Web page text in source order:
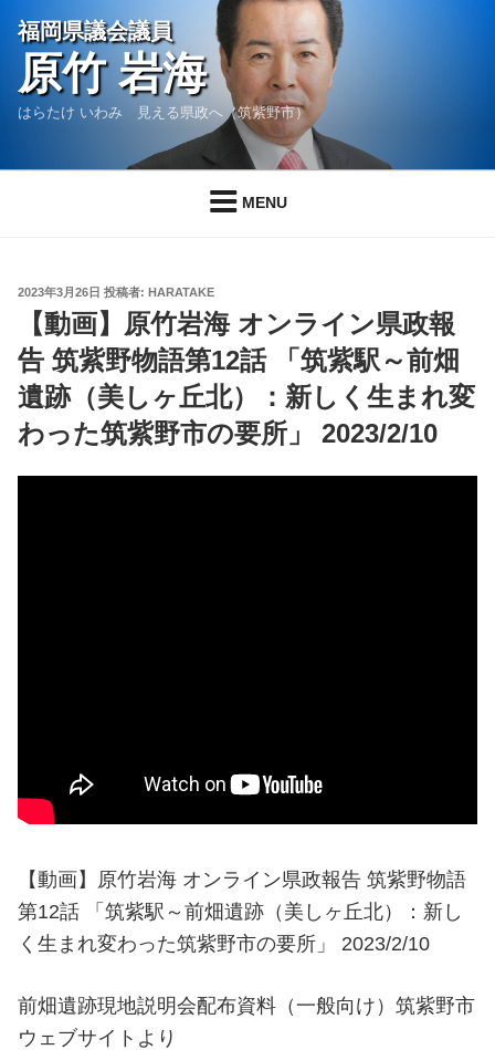
福岡県議会議員
原竹 岩海
はらたけ いわみ 見える県政へ（筑紫野市）
MENU
投
2023年3月26日 投稿者: HARATAKE
【動画】原竹岩海 オンライン県政報
告 筑紫野物語第12話 「筑紫駅～前畑
遺跡（美しヶ丘北）：新しく生まれ変
わった筑紫野市の要所」 2023/2/10
【動画】原竹岩海 オンライン県政報告 筑紫野物語
第12話 「筑紫駅～前畑遺跡（美しヶ丘北）：新し
く生まれ変わった筑紫野市の要所」 2023/2/10
前畑遺跡現地説明会配布資料（一般向け）筑紫野市
ウェブサイトより